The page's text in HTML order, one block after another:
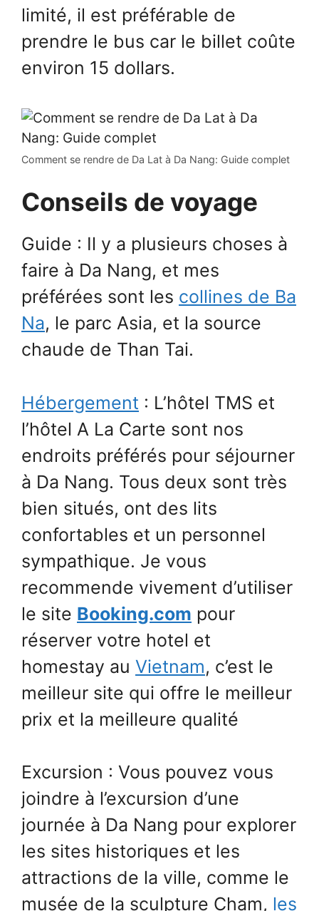
limité, il est préférable de
prendre le bus car le billet coûte
environ 15 dollars.
Comment se rendre de Da Lat à Da Nang: Guide complet
Conseils de voyage
Guide : Il y a plusieurs choses à
faire à Da Nang, et mes
préférées sont les collines de Ba
Na, le parc Asia, et la source
chaude de Than Tai.
Hébergement : L’hôtel TMS et
l’hôtel A La Carte sont nos
endroits préférés pour séjourner
à Da Nang. Tous deux sont très
bien situés, ont des lits
confortables et un personnel
sympathique. Je vous
recommende vivement d’utiliser
le site Booking.com pour
réserver votre hotel et
homestay au Vietnam, c’est le
meilleur site qui offre le meilleur
prix et la meilleure qualité
Excursion : Vous pouvez vous
joindre à l’excursion d’une
journée à Da Nang pour explorer
les sites historiques et les
attractions de la ville, comme le
musée de la sculpture Cham, les